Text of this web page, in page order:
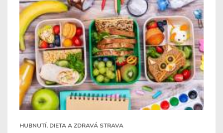
HUBNUTÍ, DIETA A ZDRAVÁ STRAVA